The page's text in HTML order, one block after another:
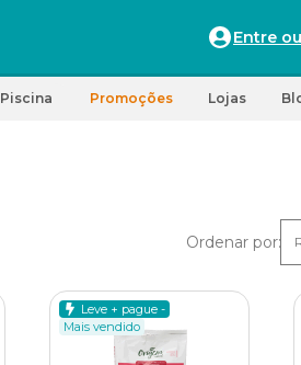
Entre
Piscina Promoções Lojas
Ordenar por:
Leve + pague -
Mais vendido